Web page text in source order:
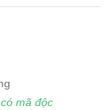
mã độc